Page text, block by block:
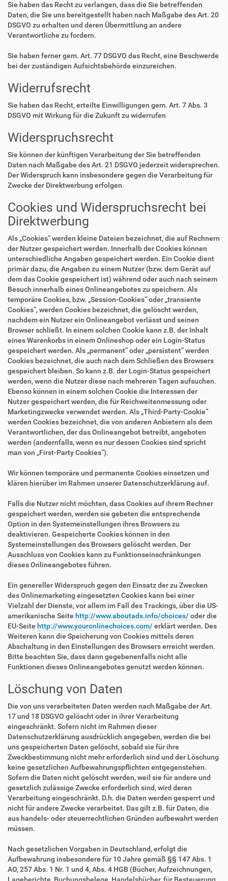
Sie haben das Recht zu verlangen, dass die Sie betreffenden
Daten, die Sie uns bereitgestellt haben nach Maßgabe des Art. 20
DSGVO zu erhalten und deren Übermittlung an andere
Verantwortliche zu fordern.
Sie haben ferner gem. Art. 77 DSGVO das Recht, eine Beschwerde
bei der zuständigen Aufsichtsbehörde einzureichen.
Widerrufsrecht
Sie haben das Recht, erteilte Einwilligungen gem. Art. 7 Abs. 3
DSGVO mit Wirkung für die Zukunft zu widerrufen
Widerspruchsrecht
Sie können der künftigen Verarbeitung der Sie betreffenden
Daten nach Maßgabe des Art. 21 DSGVO jederzeit widersprechen.
Der Widerspruch kann insbesondere gegen die Verarbeitung für
Zwecke der Direktwerbung erfolgen.
Cookies und Widerspruchsrecht bei
Direktwerbung
Als „Cookies“ werden kleine Dateien bezeichnet, die auf Rechnern
der Nutzer gespeichert werden. Innerhalb der Cookies können
unterschiedliche Angaben gespeichert werden. Ein Cookie dient
primär dazu, die Angaben zu einem Nutzer (bzw. dem Gerät auf
dem das Cookie gespeichert ist) während oder auch nach seinem
Besuch innerhalb eines Onlineangebotes zu speichern. Als
temporäre Cookies, bzw. „Session-Cookies“ oder „transiente
Cookies“, werden Cookies bezeichnet, die gelöscht werden,
nachdem ein Nutzer ein Onlineangebot verlässt und seinen
Browser schließt. In einem solchen Cookie kann z.B. der Inhalt
eines Warenkorbs in einem Onlineshop oder ein Login-Status
gespeichert werden. Als „permanent“ oder „persistent“ werden
Cookies bezeichnet, die auch nach dem Schließen des Browsers
gespeichert bleiben. So kann z.B. der Login-Status gespeichert
werden, wenn die Nutzer diese nach mehreren Tagen aufsuchen.
Ebenso können in einem solchen Cookie die Interessen der
Nutzer gespeichert werden, die für Reichweitenmessung oder
Marketingzwecke verwendet werden. Als „Third-Party-Cookie“
werden Cookies bezeichnet, die von anderen Anbietern als dem
Verantwortlichen, der das Onlineangebot betreibt, angeboten
werden (andernfalls, wenn es nur dessen Cookies sind spricht
man von „First-Party Cookies“).
Wir können temporäre und permanente Cookies einsetzen und
klären hierüber im Rahmen unserer Datenschutzerklärung auf.
Falls die Nutzer nicht möchten, dass Cookies auf ihrem Rechner
gespeichert werden, werden sie gebeten die entsprechende
Option in den Systemeinstellungen ihres Browsers zu
deaktivieren. Gespeicherte Cookies können in den
Systemeinstellungen des Browsers gelöscht werden. Der
Ausschluss von Cookies kann zu Funktionseinschränkungen
dieses Onlineangebotes führen.
Ein genereller Widerspruch gegen den Einsatz der zu Zwecken
des Onlinemarketing eingesetzten Cookies kann bei einer
Vielzahl der Dienste, vor allem im Fall des Trackings, über die US-
amerikanische Seite http://www.aboutads.info/choices/ oder die
EU-Seite http://www.youronlinechoices.com/ erklärt werden. Des
Weiteren kann die Speicherung von Cookies mittels deren
Abschaltung in den Einstellungen des Browsers erreicht werden.
Bitte beachten Sie, dass dann gegebenenfalls nicht alle
Funktionen dieses Onlineangebotes genutzt werden können.
Löschung von Daten
Die von uns verarbeiteten Daten werden nach Maßgabe der Art.
17 und 18 DSGVO gelöscht oder in ihrer Verarbeitung
eingeschränkt. Sofern nicht im Rahmen dieser
Datenschutzerklärung ausdrücklich angegeben, werden die bei
uns gespeicherten Daten gelöscht, sobald sie für ihre
Zweckbestimmung nicht mehr erforderlich sind und der Löschung
keine gesetzlichen Aufbewahrungspflichten entgegenstehen.
Sofern die Daten nicht gelöscht werden, weil sie für andere und
gesetzlich zulässige Zwecke erforderlich sind, wird deren
Verarbeitung eingeschränkt. D.h. die Daten werden gesperrt und
nicht für andere Zwecke verarbeitet. Das gilt z.B. für Daten, die
aus handels- oder steuerrechtlichen Gründen aufbewahrt werden
müssen.
Nach gesetzlichen Vorgaben in Deutschland, erfolgt die
Aufbewahrung insbesondere für 10 Jahre gemäß §§ 147 Abs. 1
AO, 257 Abs. 1 Nr. 1 und 4, Abs. 4 HGB (Bücher, Aufzeichnungen,